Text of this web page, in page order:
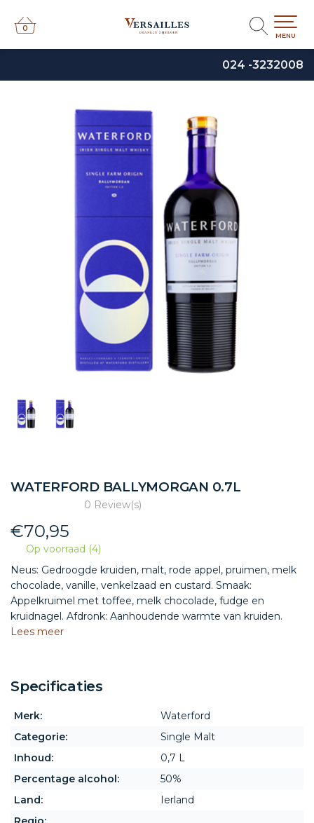
024 -3232008
0
0
MENU
WATERFORD BALLYMORGAN 0.7L
0 Review(s)
€70,95
Op voorraad (4)
Neus: Gedroogde kruiden, malt, rode appel, pruimen, melk
chocolade, vanille, venkelzaad en custard. Smaak:
Appelkruimel met toffee, melk chocolade, fudge en
kruidnagel. Afdronk: Aanhoudende warmte van kruiden.
Lees meer
Specificaties
Merk:
Waterford
Categorie:
Single Malt
Inhoud:
0,7 L
Percentage alcohol:
50%
Land:
Ierland